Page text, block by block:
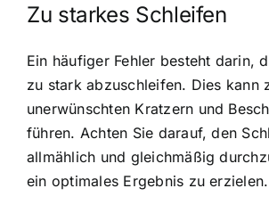
Zu starkes Schleifen
Ein häufiger Fehler besteht darin,
zu stark abzuschleifen. Dies kann
unerwünschten Kratzern und
führen. Achten Sie darauf, den
allmählich und gleichmäßig
ein optimales Ergebnis zu erzielen.